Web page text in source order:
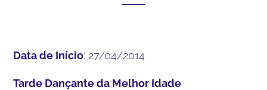
Data de Início: 27/04/2014
Tarde Dançante da Melhor Idade